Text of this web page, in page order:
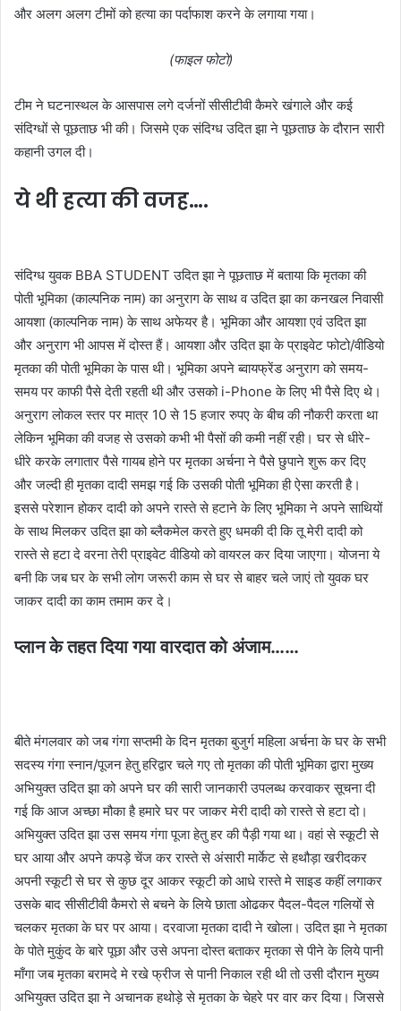
और अलग अलग टीमों को हत्या का पर्दाफाश करने के लगाया गया।
(फाइल फोटो)
टीम ने घटनास्थल के आसपास लगे दर्जनों सीसीटीवी कैमरे खंगाले और कई
संदिग्धों से पूछताछ भी की। जिसमे एक संदिग्ध उदित झा ने पूछताछ के दौरान सारी
कहानी उगल दी।
ये थी हत्या की वजह….
संदिग्ध युवक BBA STUDENT उदित झा ने पूछताछ में बताया कि मृतका की
पोती भूमिका (काल्पनिक नाम) का अनुराग के साथ व उदित झा का कनखल निवासी
आयशा (काल्पनिक नाम) के साथ अफेयर है। भूमिका और आयशा एवं उदित झा
और अनुराग भी आपस में दोस्त हैं। आयशा और उदित झा के प्राइवेट फोटो/वीडियो
मृतका की पोती भूमिका के पास थी। भूमिका अपने ब्वायफ्रेंड अनुराग को समय-
समय पर काफी पैसे देती रहती थी और उसको i-Phone के लिए भी पैसे दिए थे।
अनुराग लोकल स्तर पर मात्र 10 से 15 हजार रुपए के बीच की नौकरी करता था
लेकिन भूमिका की वजह से उसको कभी भी पैसों की कमी नहीं रही। घर से धीरे-
धीरे करके लगातार पैसे गायब होने पर मृतका अर्चना ने पैसे छुपाने शुरू कर दिए
और जल्दी ही मृतका दादी समझ गई कि उसकी पोती भूमिका ही ऐसा करती है।
इससे परेशान होकर दादी को अपने रास्ते से हटाने के लिए भूमिका ने अपने साथियों
के साथ मिलकर उदित झा को ब्लैकमेल करते हुए धमकी दी कि तू मेरी दादी को
रास्ते से हटा दे वरना तेरी प्राइवेट वीडियो को वायरल कर दिया जाएगा। योजना ये
बनी कि जब घर के सभी लोग जरूरी काम से घर से बाहर चले जाएं तो युवक घर
जाकर दादी का काम तमाम कर दे।
प्लान के तहत दिया गया वारदात को अंजाम……
बीते मंगलवार को जब गंगा सप्तमी के दिन मृतका बुजुर्ग महिला अर्चना के घर के सभी
सदस्य गंगा स्नान/पूजन हेतु हरिद्वार चले गए तो मृतका की पोती भूमिका द्वारा मुख्य
अभियुक्त उदित झा को अपने घर की सारी जानकारी उपलब्ध करवाकर सूचना दी
गई कि आज अच्छा मौका है हमारे घर पर जाकर मेरी दादी को रास्ते से हटा दो।
अभियुक्त उदित झा उस समय गंगा पूजा हेतु हर की पैड़ी गया था। वहां से स्कूटी से
घर आया और अपने कपड़े चेंज कर रास्ते से अंसारी मार्केट से हथौड़ा खरीदकर
अपनी स्कूटी से घर से कुछ दूर आकर स्कूटी को आधे रास्ते मे साइड कहीं लगाकर
उसके बाद सीसीटीवी कैमरो से बचने के लिये छाता ओढकर पैदल-पैदल गलियों से
चलकर मृतका के घर पर आया। दरवाजा मृतका दादी ने खोला। उदित झा ने मृतका
के पोते मुकुंद के बारे पूछा और उसे अपना दोस्त बताकर मृतका से पीने के लिये पानी
माँगा जब मृतका बरामदे मे रखे फ्रीज से पानी निकाल रही थी तो उसी दौरान मुख्य
अभियुक्त उदित झा ने अचानक हथोड़े से मृतका के चेहरे पर वार कर दिया। जिससे